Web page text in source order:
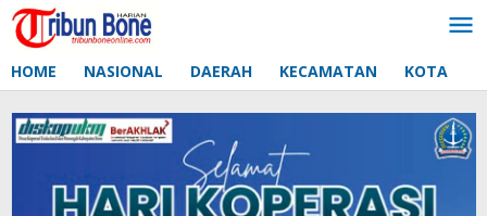
Lewati
ke
HOME NASIONAL DAERAH KECAMATAN KOTA